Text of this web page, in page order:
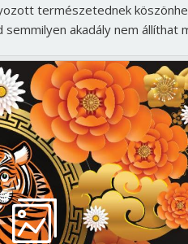
természetednek
akadály nem állíthat